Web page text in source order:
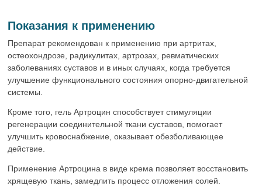
Показания к применению
Препарат рекомендован к применению при артритах,
остеохондрозе, радикулитах, артрозах, ревматических
заболеваниях суставов и в иных случаях, когда требуется
улучшение функционального состояния опорно-двигательной
системы.
Кроме того, гель Артроцин способствует стимуляции
регенерации соединительной ткани суставов, помогает
улучшить кровоснабжение, оказывает обезболивающее
действие.
Применение Артроцина в виде крема позволяет восстановить
хрящевую ткань, замедлить процесс отложения солей.